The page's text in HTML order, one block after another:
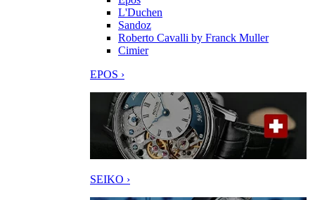
L'Duchen
Sandoz
Roberto Cavalli by Franck Muller
Cimier
EPOS ›
SEIKO ›